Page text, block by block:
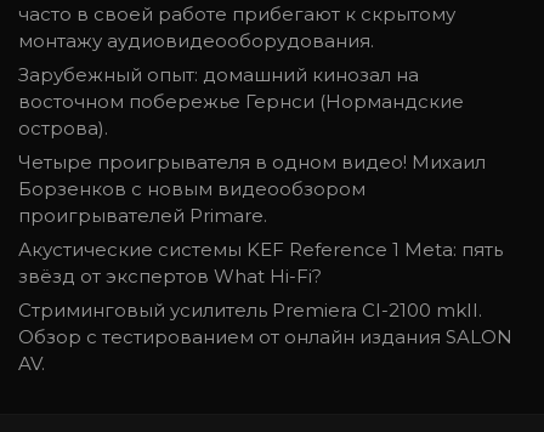
часто в своей работе прибегают к скрытому
монтажу аудиовидеооборудования.
Зарубежный опыт: домашний кинозал на
восточном побережье Гернси (Нормандские
острова).
Четыре проигрывателя в одном видео! Михаил
Борзенков с новым видеообзором
проигрывателей Primare.
Акустические системы KEF Reference 1 Meta: пять
звёзд от экспертов What Hi-Fi?
Стриминговый усилитель Premiera CI-2100 mkII.
Обзор с тестированием от онлайн издания SALON
AV.